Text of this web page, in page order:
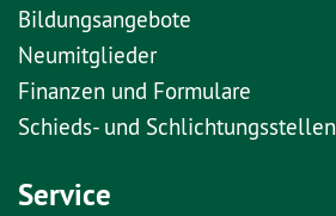
Bildungsangebote
Neumitglieder
Finanzen und Formulare
Schieds- und Schlichtungsstellen
Service